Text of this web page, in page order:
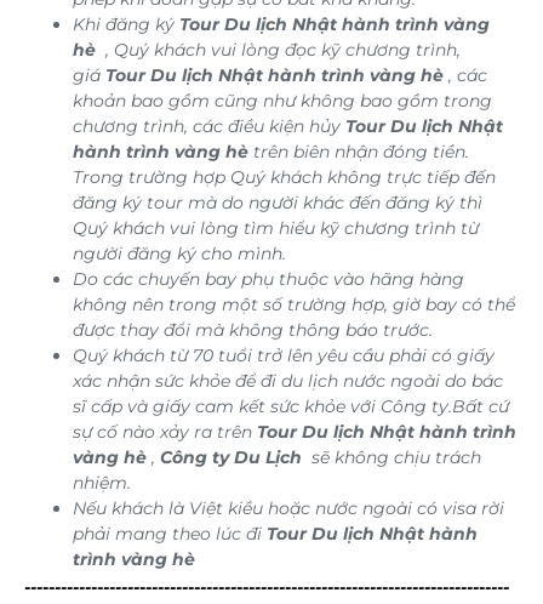
Khi đăng ký Tour Du lịch Nhật hành trình vàng
hè , Quý khách vui lòng đọc kỹ chương trình,
giá Tour Du lịch Nhật hành trình vàng hè , các
khoản bao gồm cũng như không bao gồm trong
chương trình, các điều kiện hủy Tour Du lịch Nhật
hành trình vàng hè trên biên nhận đóng tiền.
Trong trường hợp Quý khách không trực tiếp đến
đăng ký tour mà do người khác đến đăng ký thì
Quý khách vui lòng tìm hiểu kỹ chương trình từ
người đăng ký cho mình.
Do các chuyến bay phụ thuộc vào hãng hàng
không nên trong một số trường hợp, giờ bay có thể
được thay đổi mà không thông báo trước.
Quý khách từ 70 tuổi trở lên yêu cầu phải có giấy
xác nhận sức khỏe để đi du lịch nước ngoài do bác
sĩ cấp và giấy cam kết sức khỏe với Công ty.Bất cứ
sự cố nào xảy ra trên Tour Du lịch Nhật hành trình
vàng hè , Công ty Du Lịch sẽ không chịu trách
nhiệm.
Nếu khách là Việt kiều hoặc nước ngoài có visa rời
phải mang theo lúc đi Tour Du lịch Nhật hành
trình vàng hè
--------------------------------------------------------------------------------